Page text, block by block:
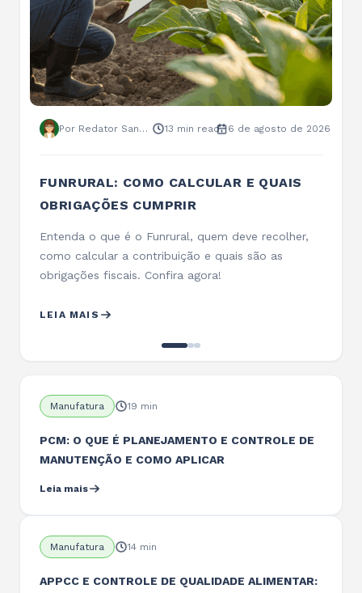
Por Redator Sankhya 13 min read 6 de agosto de 2026
FUNRURAL: COMO CALCULAR E QUAIS
OBRIGAÇÕES CUMPRIR
Entenda o que é o Funrural, quem deve recolher,
como calcular a contribuição e quais são as
obrigações fiscais. Confira agora!
LEIA MAIS
Manufatura 19 min
PCM: O QUE É PLANEJAMENTO E CONTROLE DE
MANUTENÇÃO E COMO APLICAR
Leia mais
Manufatura 14 min
APPCC E CONTROLE DE QUALIDADE ALIMENTAR: